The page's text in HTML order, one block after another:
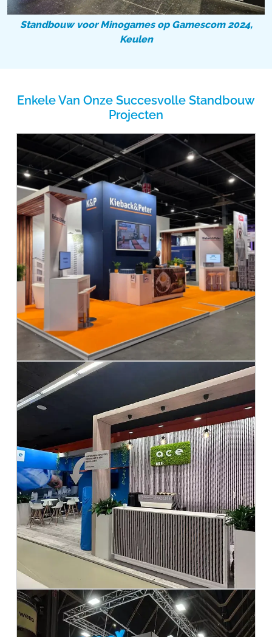
Standbouw voor Minogames op Gamescom 2024,
Keulen
Enkele Van Onze Succesvolle Standbouw
Projecten